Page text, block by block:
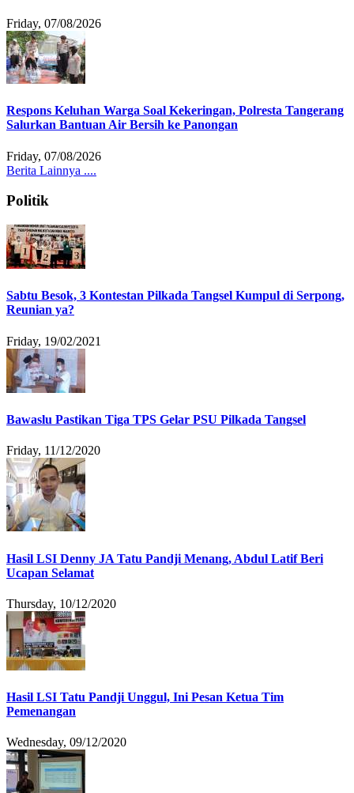
Friday, 07/08/2026
Respons Keluhan Warga Soal Kekeringan, Polresta Tangerang
Salurkan Bantuan Air Bersih ke Panongan
Friday, 07/08/2026
Berita Lainnya ....
Politik
Sabtu Besok, 3 Kontestan Pilkada Tangsel Kumpul di Serpong,
Reunian ya?
Friday, 19/02/2021
Bawaslu Pastikan Tiga TPS Gelar PSU Pilkada Tangsel
Friday, 11/12/2020
Hasil LSI Denny JA Tatu Pandji Menang, Abdul Latif Beri
Ucapan Selamat
Thursday, 10/12/2020
Hasil LSI Tatu Pandji Unggul, Ini Pesan Ketua Tim
Pemenangan
Wednesday, 09/12/2020